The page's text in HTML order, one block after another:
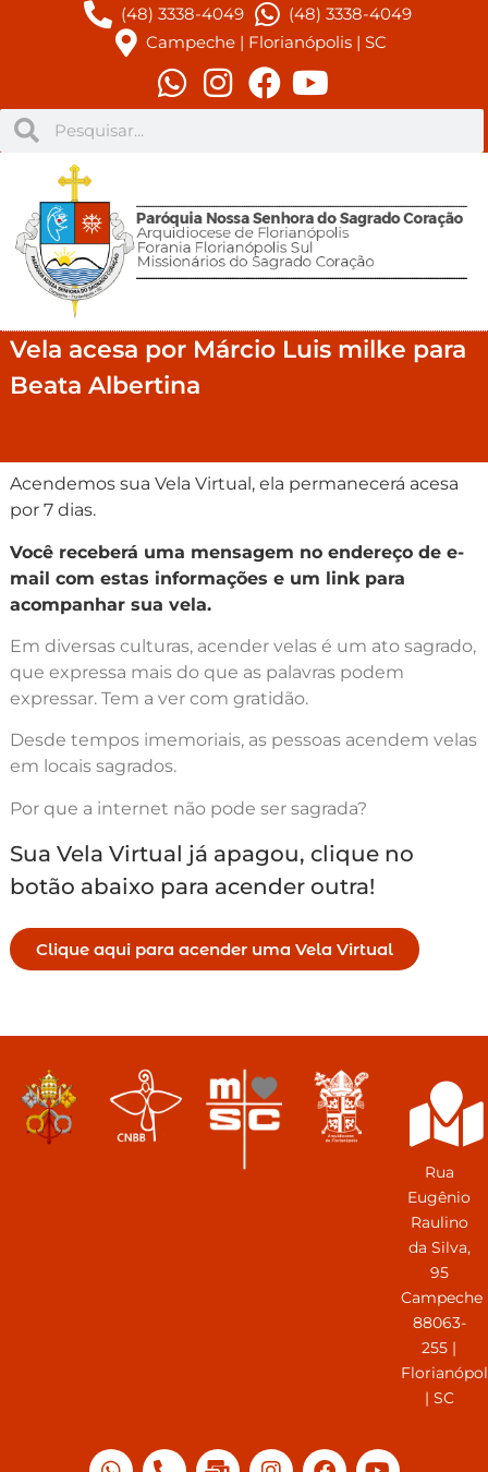
(48) 3338-4049
(48) 3338-4049
Campeche | Florianópolis | SC
Vela acesa por Márcio Luis milke para
Beata Albertina
Acendemos sua Vela Virtual, ela permanecerá acesa
por 7 dias.
Você receberá uma mensagem no endereço de e-
mail com estas informações e um link para
acompanhar sua vela.
Em diversas culturas, acender velas é um ato sagrado,
que expressa mais do que as palavras podem
expressar. Tem a ver com gratidão.
Desde tempos imemoriais, as pessoas acendem velas
em locais sagrados.
Por que a internet não pode ser sagrada?
Sua Vela Virtual já apagou, clique no
botão abaixo para acender outra!
Clique aqui para acender uma Vela Virtual
Rua
Eugênio
Raulino
da Silva,
95
Campeche
88063-
255 |
| SC